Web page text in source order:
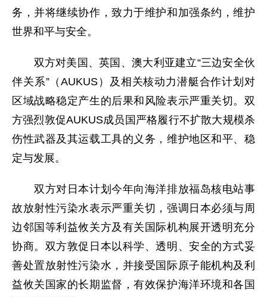
务，并将继续协作，致力于维护和加强条约，维护
世界和平与安全。
双方对美国、英国、澳大利亚建立“三边安全伙
伴关系”（AUKUS）及相关核动力潜艇合作计划对
区域战略稳定产生的后果和风险表示严重关切。双
方强烈敦促AUKUS成员国严格履行不扩散大规模杀
伤性武器及其运载工具的义务，维护地区和平、稳
定与发展。
双方对日本计划今年向海洋排放福岛核电站事
故放射性污染水表示严重关切，强调日本必须与周
边邻国等利益攸关方及有关国际机构展开透明充分
协商。双方敦促日本以科学、透明、安全的方式妥
善处置放射性污染水，并接受国际原子能机构及利
益攸关国家的长期监督，有效保护海洋环境和各国